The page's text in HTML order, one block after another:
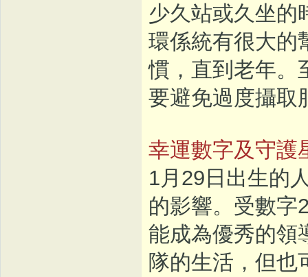
少久站或久坐的
環係統有很大的
慣，直到老年。
要避免過度攝取
幸運數字及守護
1月29日出生的
的影響。受數字
能成為優秀的領
隊的生活，但也